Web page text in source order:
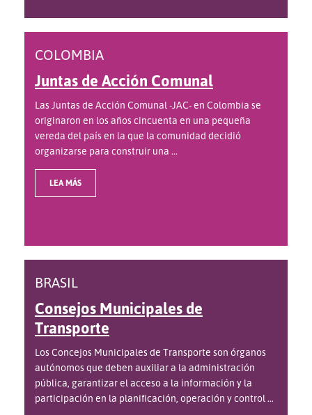
COLOMBIA
Juntas de Acción Comunal
Las Juntas de Acción Comunal -JAC- en Colombia se
originaron en los años cincuenta en una pequeña
vereda del país en la que la comunidad decidió
organizarse para construir una ...
LEA MÁS
BRASIL
Consejos Municipales de
Transporte
Los Concejos Municipales de Transporte son órganos
autónomos que deben auxiliar a la administración
pública, garantizar el acceso a la información y la
participación en la planificación, operación y control ...